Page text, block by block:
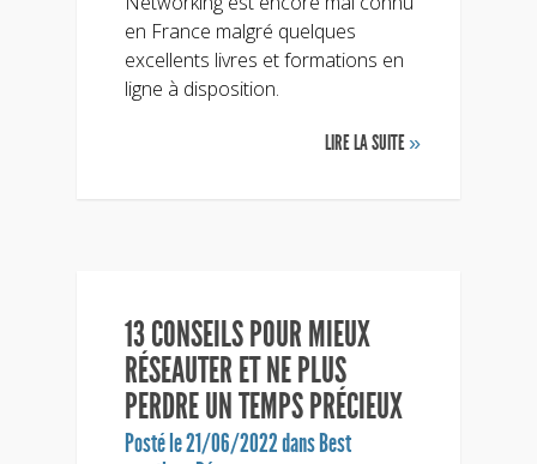
en France malgré quelques
excellents livres et formations en
ligne à disposition.
LIRE LA SUITE»
13 CONSEILS POUR MIEUX
RÉSEAUTER ET NE PLUS
PERDRE UN TEMPS PRÉCIEUX
Posté le 21/06/2022 dansBest